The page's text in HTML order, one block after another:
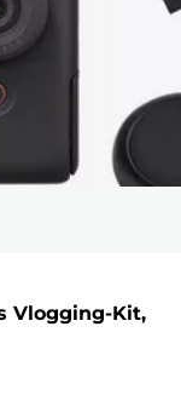
Vlogging-Kit,